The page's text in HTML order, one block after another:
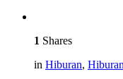
1 Shares
in Hiburan,